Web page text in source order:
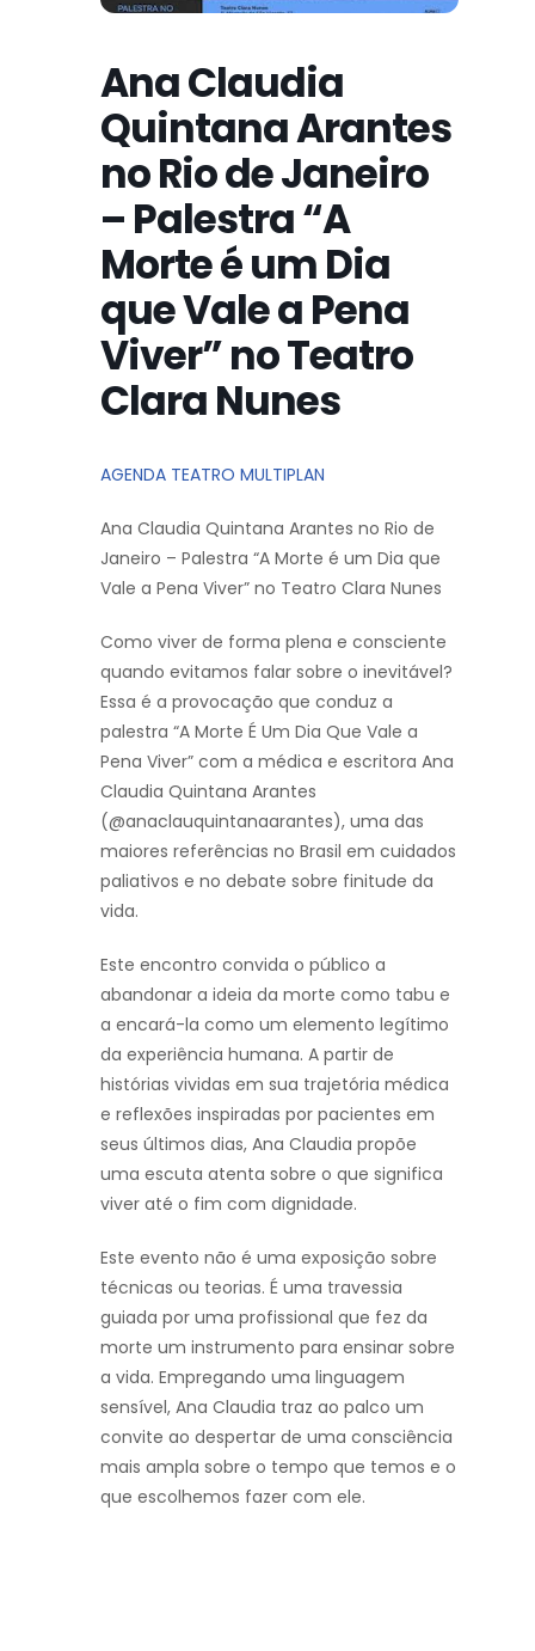
Ana Claudia
Quintana Arantes
no Rio de Janeiro
– Palestra “A
Morte é um Dia
que Vale a Pena
Viver” no Teatro
Clara Nunes
AGENDA TEATRO MULTIPLAN
Ana Claudia Quintana Arantes no Rio de
Janeiro – Palestra “A Morte é um Dia que
Vale a Pena Viver” no Teatro Clara Nunes
Como viver de forma plena e consciente
quando evitamos falar sobre o inevitável?
Essa é a provocação que conduz a
palestra “A Morte É Um Dia Que Vale a
Pena Viver” com a médica e escritora Ana
Claudia Quintana Arantes
(@anaclauquintanaarantes), uma das
maiores referências no Brasil em cuidados
paliativos e no debate sobre finitude da
vida.
Este encontro convida o público a
abandonar a ideia da morte como tabu e
a encará-la como um elemento legítimo
da experiência humana. A partir de
histórias vividas em sua trajetória médica
e reflexões inspiradas por pacientes em
seus últimos dias, Ana Claudia propõe
uma escuta atenta sobre o que significa
viver até o fim com dignidade.
Este evento não é uma exposição sobre
técnicas ou teorias. É uma travessia
guiada por uma profissional que fez da
morte um instrumento para ensinar sobre
a vida. Empregando uma linguagem
sensível, Ana Claudia traz ao palco um
convite ao despertar de uma consciência
mais ampla sobre o tempo que temos e o
que escolhemos fazer com ele.